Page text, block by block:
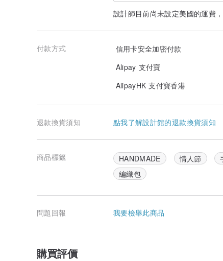
設計師目前尚未設定美國的運費，
付款方式
信用卡安全加密付款
Alipay 支付寶
AlipayHK 支付寶香港
退款換貨須知 點我了解設計館的退款換貨須知
商品標籤 HANDMADE 情人節
編織包
問題回報 我要檢舉此商品
購買評價